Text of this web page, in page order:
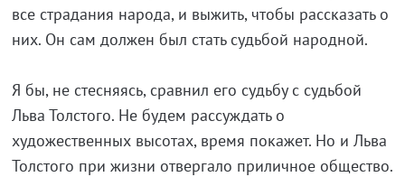
все страдания народа, и выжить, чтобы рассказать о
них. Он сам должен был стать судьбой народной.
Я бы, не стесняясь, сравнил его судьбу с судьбой
Льва Толстого. Не будем рассуждать о
художественных высотах, время покажет. Но и Льва
Толстого при жизни отвергало приличное общество.